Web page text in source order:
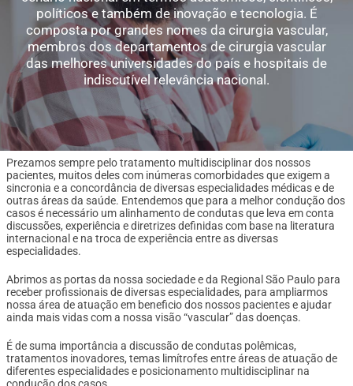
políticos e também de inovação e tecnologia. É
composta por grandes nomes da cirurgia vascular,
membros dos departamentos de cirurgia vascular
das melhores universidades do país e hospitais de
indiscutível relevância nacional.
Prezamos sempre pelo tratamento multidisciplinar dos nossos
pacientes, muitos deles com inúmeras comorbidades que exigem a
sincronia e a concordância de diversas especialidades médicas e de
outras áreas da saúde. Entendemos que para a melhor condução dos
casos é necessário um alinhamento de condutas que leva em conta
discussões, experiência e diretrizes definidas com base na literatura
internacional e na troca de experiência entre as diversas
especialidades.
Abrimos as portas da nossa sociedade e da Regional São Paulo para
receber profissionais de diversas especialidades, para ampliarmos
nossa área de atuação em beneficio dos nossos pacientes e ajudar
ainda mais vidas com a nossa visão “vascular” das doenças.
É de suma importância a discussão de condutas polêmicas,
tratamentos inovadores, temas limítrofes entre áreas de atuação de
diferentes especialidades e posicionamento multidisciplinar na